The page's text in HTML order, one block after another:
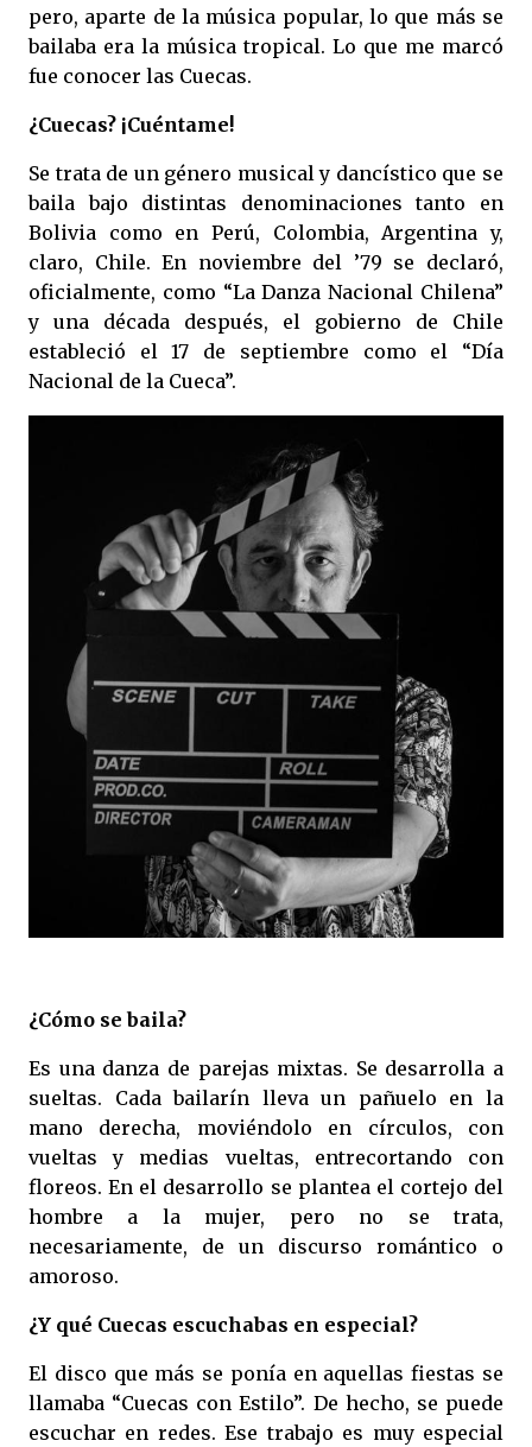
pero, aparte de la música popular, lo que más se
bailaba era la música tropical. Lo que me marcó
fue conocer las Cuecas.
¿Cuecas? ¡Cuéntame!
Se trata de un género musical y dancístico que se
baila bajo distintas denominaciones tanto en
Bolivia como en Perú, Colombia, Argentina y,
claro, Chile. En noviembre del ’79 se declaró,
oficialmente, como “La Danza Nacional Chilena”
y una década después, el gobierno de Chile
estableció el 17 de septiembre como el “Día
Nacional de la Cueca”.
¿Cómo se baila?
Es una danza de parejas mixtas. Se desarrolla a
sueltas. Cada bailarín lleva un pañuelo en la
mano derecha, moviéndolo en círculos, con
vueltas y medias vueltas, entrecortando con
floreos. En el desarrollo se plantea el cortejo del
hombre a la mujer, pero no se trata,
necesariamente, de un discurso romántico o
amoroso.
¿Y qué Cuecas escuchabas en especial?
El disco que más se ponía en aquellas fiestas se
llamaba “Cuecas con Estilo”. De hecho, se puede
escuchar en redes. Ese trabajo es muy especial